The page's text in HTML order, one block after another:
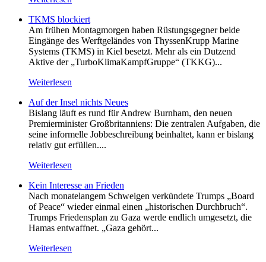
TKMS blockiert
Am frühen Montagmorgen haben Rüstungsgegner beide
Eingänge des Werftgeländes von ThyssenKrupp Marine
Systems (TKMS) in Kiel besetzt. Mehr als ein Dutzend
Aktive der „TurboKlimaKampfGruppe“ (TKKG)...
Weiterlesen
Auf der Insel nichts Neues
Bislang läuft es rund für Andrew Burnham, den neuen
Premierminister Großbritanniens: Die zentralen Aufgaben, die
seine informelle Jobbeschreibung beinhaltet, kann er bislang
relativ gut erfüllen....
Weiterlesen
Kein Inte­resse an Frieden
Nach monatelangem Schweigen verkündete Trumps „Board
of Peace“ wieder einmal einen „historischen Durchbruch“.
Trumps Friedensplan zu Gaza werde endlich umgesetzt, die
Hamas entwaffnet. „Gaza gehört...
Weiterlesen